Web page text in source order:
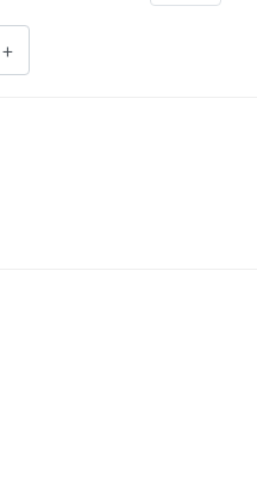
+